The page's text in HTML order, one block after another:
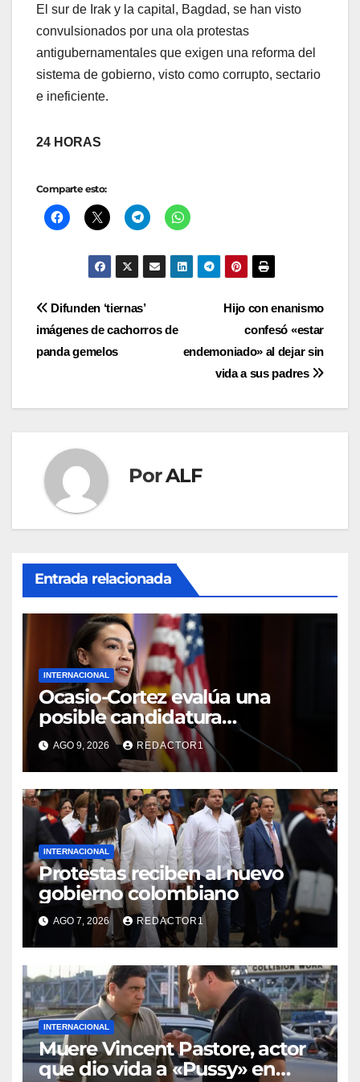
El sur de Irak y la capital, Bagdad, se han visto
convulsionados por una ola protestas
antigubernamentales que exigen una reforma del
sistema de gobierno, visto como corrupto, sectario
e ineficiente.
24 HORAS
Comparte esto:
Navegación
de
Hijo con enanismo
confesó «estar
endemoniado» al dejar sin
vida a sus padres
Difunden ‘tiernas’
imágenes de cachorros de
panda gemelos
PorALF
Entrada relacionada
INTERNACIONAL
Ocasio-Cortez evalúa una
posible candidatura
presidencial de EE.UU. para
2028
AGO 9, 2026 REDACTOR1
INTERNACIONAL
Protestas reciben al nuevo
gobierno colombiano
AGO 7, 2026 REDACTOR1
INTERNACIONAL
Muere Vincent Pastore, actor
que dio vida a «Pussy» en